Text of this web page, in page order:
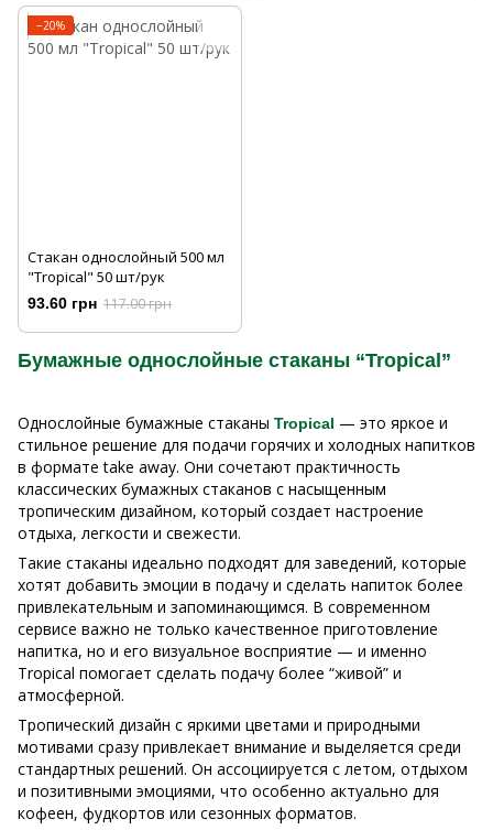
−20%
Стакан однослойный 500 мл
"Tropical" 50 шт/рук
93.60 грн 117.00 грн
Бумажные однослойные стаканы “Tropical”
Однослойные бумажные стаканы Tropical — это яркое и
стильное решение для подачи горячих и холодных напитков
в формате take away. Они сочетают практичность
классических бумажных стаканов с насыщенным
тропическим дизайном, который создает настроение
отдыха, легкости и свежести.
Такие стаканы идеально подходят для заведений, которые
хотят добавить эмоции в подачу и сделать напиток более
привлекательным и запоминающимся. В современном
сервисе важно не только качественное приготовление
напитка, но и его визуальное восприятие — и именно
Tropical помогает сделать подачу более “живой” и
атмосферной.
Тропический дизайн с яркими цветами и природными
мотивами сразу привлекает внимание и выделяется среди
стандартных решений. Он ассоциируется с летом, отдыхом
и позитивными эмоциями, что особенно актуально для
кофеен, фудкортов или сезонных форматов.